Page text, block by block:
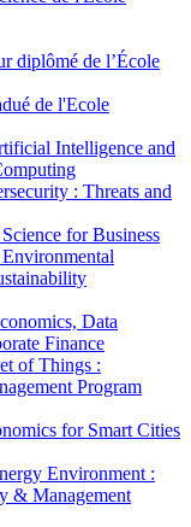
diplômé de l’École
de l'Ecole
Intelligence and
: Threats and
for Business
Data
Finance
of Things :
Program
for Smart Cities
Environment :
& Management